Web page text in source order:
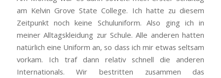
am Kelvin Grove State College. Ich hatte zu diesem
Zeitpunkt noch keine Schuluniform. Also ging ich in
meiner Alltagskleidung zur Schule. Alle anderen hatten
natürlich eine Uniform an, so dass ich mir etwas seltsam
vorkam. Ich traf dann relativ schnell die anderen
Internationals. Wir bestritten zusammen das